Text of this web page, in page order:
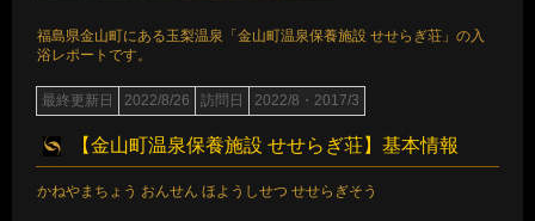
福島県金山町にある玉梨温泉「金山町温泉保養施設 せせらぎ荘」の入
浴レポートです。
最終更新日 2022/8/26 訪問日 2022/8・2017/3
【金山町温泉保養施設 せせらぎ荘】基本情報
かねやまちょう おんせん ほようしせつ せせらぎそう